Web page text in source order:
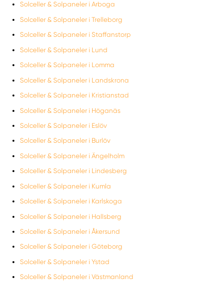
Solceller & Solpaneler i Arboga
Solceller & Solpaneler i Trelleborg
Solceller & Solpaneler i Staffanstorp
Solceller & Solpaneler i Lund
Solceller & Solpaneler i Lomma
Solceller & Solpaneler i Landskrona
Solceller & Solpaneler i Kristianstad
Solceller & Solpaneler i Höganäs
Solceller & Solpaneler i Eslöv
Solceller & Solpaneler i Burlöv
Solceller & Solpaneler i Ängelholm
Solceller & Solpaneler i Lindesberg
Solceller & Solpaneler i Kumla
Solceller & Solpaneler i Karlskoga
Solceller & Solpaneler i Hallsberg
Solceller & Solpaneler i Åkersund
Solceller & Solpaneler i Göteborg
Solceller & Solpaneler i Ystad
Solceller & Solpaneler i Västmanland